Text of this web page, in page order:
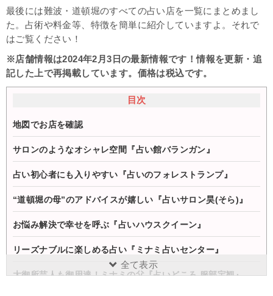
最後には難波・道頓堀のすべての占い店を一覧にまとめまし
た。占術や料金等、特徴を簡単に紹介していますよ。それで
はご覧ください！
※店舗情報は2024年2月3日の最新情報です！情報を更新・追
記した上で再掲載しています。価格は税込です。
目次
地図でお店を確認
サロンのようなオシャレ空間『占い館バランガン』
占い初心者にも入りやすい『占いのフォレストランプ』
“道頓堀の母”のアドバイスが嬉しい『占いサロン昊(そら)』
お悩み解決で幸せを呼ぶ『占いハウスクイーン』
リーズナブルに楽しめる占い『ミナミ占いセンター』
大御所芸人も御用達！ミナミの父『占いどころ 服部宝観』
全て表示